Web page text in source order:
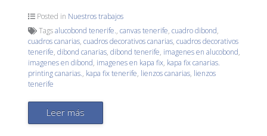
Posted in Nuestros trabajos
Tagsalucobond tenerife.,canvas tenerife,cuadro dibond,
cuadros canarias,cuadros decorativos canarias,cuadros decorativos
tenerife,dibond canarias,dibond tenerife, imagenes en alucobond,
imagenes en dibond, imagenes en kapa fix, kapa fix canarias.
printing canarias., kapa fix tenerife, lienzos canarias, lienzos
tenerife
Leer más